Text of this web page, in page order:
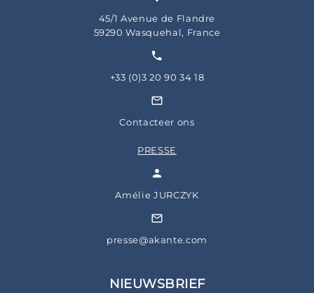
45/1 Avenue de Flandre
59290 Wasquehal, France
+33 (0)3 20 90 34 18
Contacteer ons
PRESSE
Amélie JURCZYK
presse@akante.com
NIEUWSBRIEF